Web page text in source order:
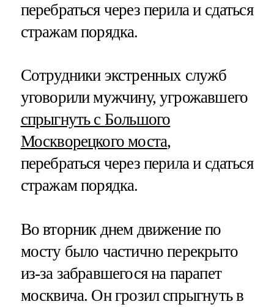
перебраться через перила и сдаться
стражам порядка.
Сотрудники экстренных служб
уговорили мужчину, угрожавшего
спрыгнуть с Большого
Москворецкого моста,
перебраться через перила и сдаться
стражам порядка.
Во вторник днем движение по
мосту было частично перекрыто
из-за забравшегося на парапет
москвича. Он грозил спрыгнуть в